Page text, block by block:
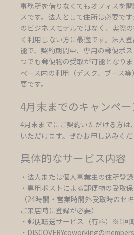
事務所を借りなくてもオフィスを
スです。法人として住所は必要で
のビジネスモデルではなく、実際
く利用しない方に最適です。法人
能で、契約期間中、専用の郵便ポ
つでも郵便物の受取が可能となり
ペース内の利用（デスク、ブース
要です。
4月末までのキャンペー
4月末までにご契約いただける方は
いただけます。ぜひお申し込みくだ
具体的なサービス内容
・法人または個人事業主の住所登
・専用ポストによる郵便物の受取
（24時間・営業時間外受取時の
ご来店時に登録が必要）
・郵便転送サービス（有料）※1回
・DISCOVERYcoworkingの